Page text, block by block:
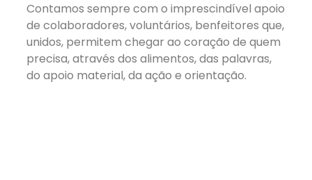
Contamos sempre com o imprescindível apoio
de colaboradores, voluntários, benfeitores que,
unidos, permitem chegar ao coração de quem
precisa, através dos alimentos, das palavras,
do apoio material, da ação e orientação.